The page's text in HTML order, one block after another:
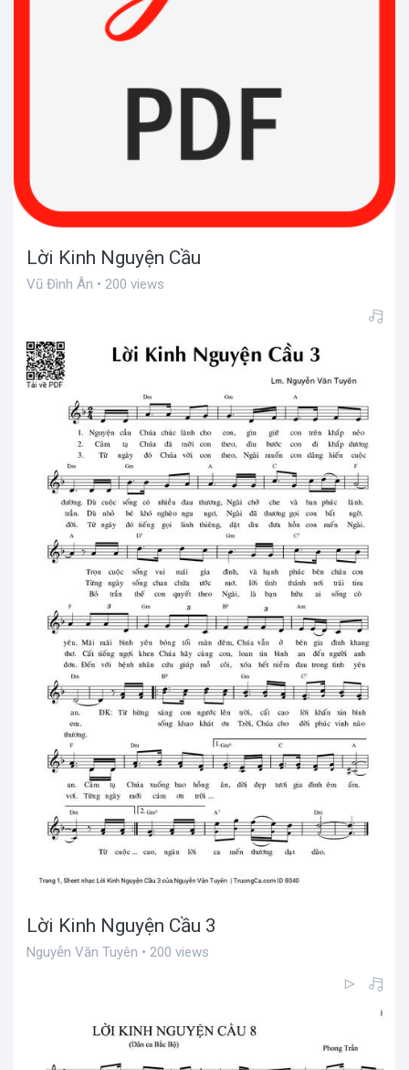
Lời Kinh Nguyện Cầu
Vũ Đình Ân • 200 views
Lời Kinh Nguyện Cầu 3
Nguyễn Văn Tuyên • 200 views